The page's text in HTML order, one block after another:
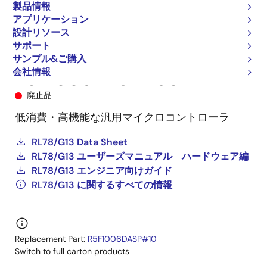
製品情報
アプリケーション
設計リソース
サポート
サンプル&ご購入
会社情報
ず
R5F1006DASP#30
廃止品
低消費・高機能な汎用マイクロコントローラ
RL78/G13 Data Sheet
RL78/G13 ユーザーズマニュアル ハードウェア編
RL78/G13 エンジニア向けガイド
RL78/G13 に関するすべての情報
Replacement Part: R5F1006DASP#10
Switch to full carton products